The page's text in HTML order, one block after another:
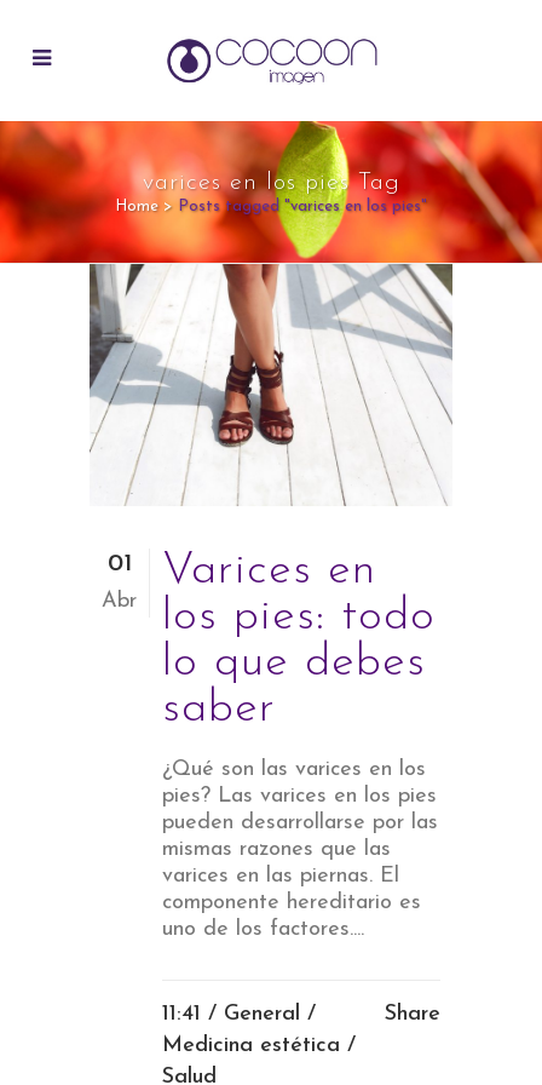
varices en los pies Tag
Home> Posts tagged "varices en los pies"
01
Abr
Varices en
los pies: todo
lo que debes
saber
¿Qué son las varices en los
pies? Las varices en los pies
pueden desarrollarse por las
mismas razones que las
varices en las piernas. El
componente hereditario es
uno de los factores....
11:41 / General /
Medicina estética /
Salud
Share